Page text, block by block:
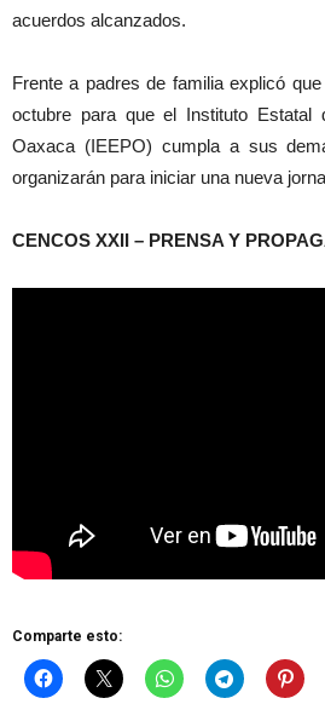
acuerdos alcanzados.
Frente a padres de familia explicó
octubre para que el Instituto Estatal
Oaxaca (IEEPO) cumpla a sus
organizarán para iniciar una nueva
CENCOS XXII – PRENSA Y
Comparte esto: